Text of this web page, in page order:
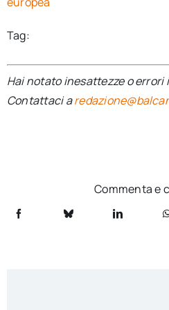
Tag:
Hai notato inesattezze o errori
Contattaci a
Commenta e